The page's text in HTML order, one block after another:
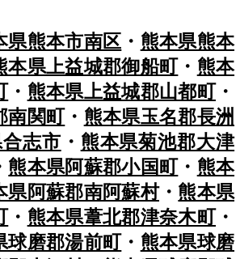
県熊本市南区 ・ 熊本県熊本
本県上益城郡御船町・ 熊本
・ 熊本県上益城郡山都町・
南関町・ 熊本県玉名郡長洲
志市 ・ 熊本県菊池郡大津
熊本県阿蘇郡小国町・ 熊本
県阿蘇郡南阿蘇村・ 熊本県
・ 熊本県葦北郡津奈木町・
球磨郡湯前町・ 熊本県球磨